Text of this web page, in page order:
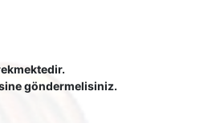
göndermelisiniz.